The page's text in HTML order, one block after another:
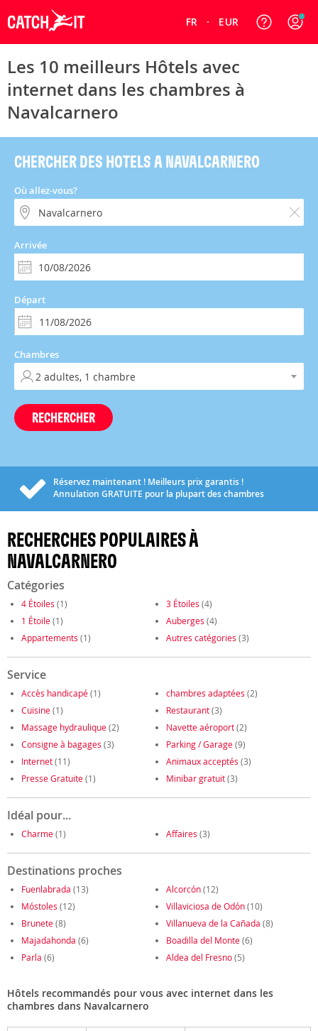
FR EUR
Les 10 meilleurs Hôtels avec
internet dans les chambres à
Navalcarnero
CHERCHER DES HOTELS A NAVALCARNERO
Où allez-vous?
Arrivée
Départ
Chambres
RECHERCHER
Réservez maintenant ! Meilleurs prix garantis !
Annulation GRATUITE pour la plupart des chambres
RECHERCHES POPULAIRES À
NAVALCARNERO
Catégories
4 Étoiles (1) 3 Étoiles (4)
1 Étoile(1) Auberges (4)
Appartements (1) Autres catégories (3)
Service
Accès handicapé(1) chambres adaptées (2)
Cuisine(1) Restaurant(3)
Massage hydraulique(2) Navette aéroport(2)
Consigne à bagages (3) Parking / Garage(9)
Internet(11) Animaux acceptés (3)
Presse Gratuite(1) Minibar gratuit(3)
Idéal pour...
Charme(1) Affaires (3)
Destinations proches
Fuenlabrada (13) Alcorcón(12)
Móstoles (12) Villaviciosa de Odón(10)
Brunete(8) Villanueva de la Cañada (8)
Majadahonda (6) Boadilla del Monte(6)
Parla (6) Aldea del Fresno(5)
Hôtels recommandés pour vous avec internet dans les
chambres dans Navalcarnero